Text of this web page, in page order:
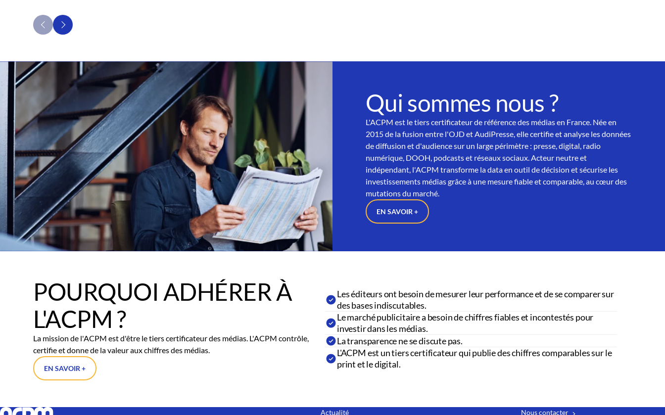
Qui sommes nous ?
L'ACPM est le tiers certificateur de référence des médias en France. Née en
2015 de la fusion entre l'OJD et AudiPresse, elle certifie et analyse les données
de diffusion et d'audience sur un large périmètre : presse, digital, radio
numérique, DOOH, podcasts et réseaux sociaux. Acteur neutre et
indépendant, l'ACPM transforme la data en outil de décision et sécurise les
investissements médias grâce à une mesure fiable et comparable, au cœur des
mutations du marché.
EN SAVOIR +
POURQUOI ADHÉRER À
L'ACPM ?
La mission de l'ACPM est d'être le tiers certificateur des médias. L'ACPM contrôle,
certifie et donne de la valeur aux chiffres des médias.
EN SAVOIR +
Les éditeurs ont besoin de mesurer leur performance et de se comparer sur
des bases indiscutables.
Le marché publicitaire a besoin de chiffres fiables et incontestés pour
investir dans les médias.
La transparence ne se discute pas.
L'ACPM est un tiers certificateur qui publie des chiffres comparables sur le
print et le digital.
Actualité Nous contacter